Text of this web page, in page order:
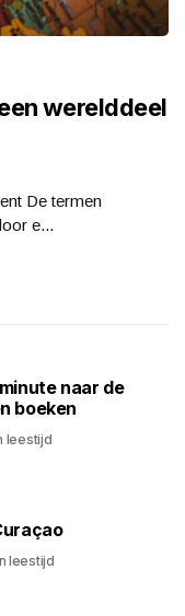
werelddeel
De termen
e...
naar de
boeken
leestijd
leestijd